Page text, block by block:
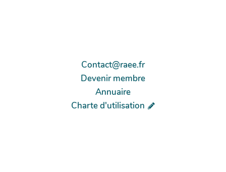
Contact@raee.fr
Devenir membre
Annuaire
Charte d'utilisation